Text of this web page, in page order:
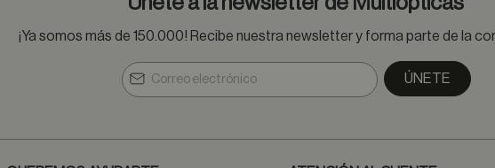
¡Ya somos más de 150.000! Recibe nuestra newsletter y forma parte de la
ÚNETE